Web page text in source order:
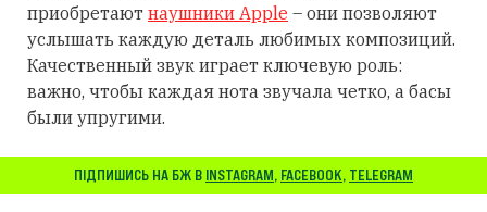
приобретают наушники Apple – они позволяют
услышать каждую деталь любимых композиций.
Качественный звук играет ключевую роль:
важно, чтобы каждая нота звучала четко, а басы
были упругими.
ПІДПИШИСЬ НА БЖ В INSTAGRAM, FACEBOOK, TELEGRAM